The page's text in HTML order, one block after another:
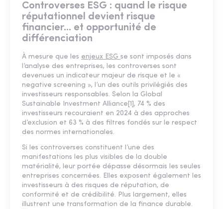
Controverses ESG : quand le risque
réputationnel devient risque
financier... et opportunité de
différenciation
À mesure que les enjeux ESG se sont imposés dans
l’analyse des entreprises, les controverses sont
devenues un indicateur majeur de risque et le «
negative screening », l’un des outils privilégiés des
investisseurs responsables. Selon la Global
Sustainable Investment Alliance[1], 74 % des
investisseurs recouraient en 2024 à des approches
d’exclusion et 63 % à des filtres fondés sur le respect
des normes internationales.
Si les controverses constituent l’une des
manifestations les plus visibles de la double
matérialité, leur portée dépasse désormais les seules
entreprises concernées. Elles exposent également les
investisseurs à des risques de réputation, de
conformité et de crédibilité. Plus largement, elles
illustrent une transformation de la finance durable.